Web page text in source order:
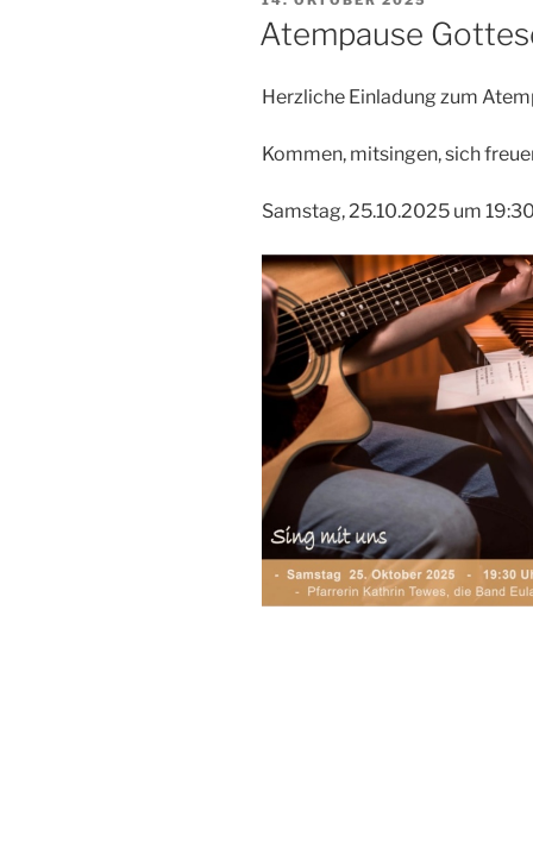
AM
Atempause
Herzliche Einladung zum
Kommen, mitsingen, sich
Samstag, 25.10.2025 um